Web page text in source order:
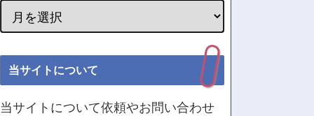
当サイトについて
当サイトについて依頼やお問い合わせ